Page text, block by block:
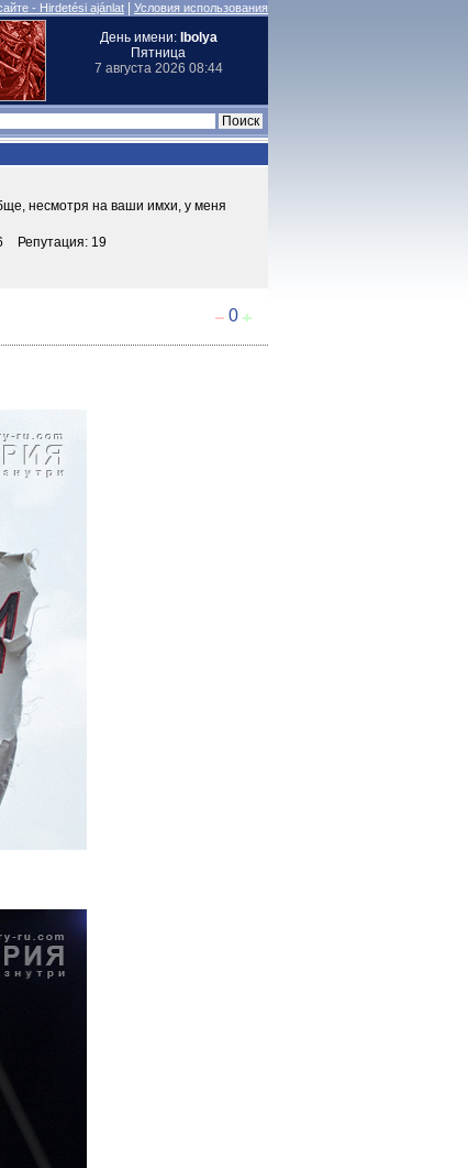
- Hirdetési ajánlat Условия использования
День имени: Ibolya
Пятница
7 августа 2026 08:44
несмотря на ваши имхи, у меня
Репутация: 19
0